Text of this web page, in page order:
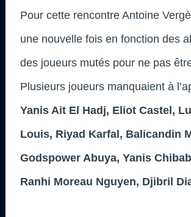
Pour cette rencontre Antoine
une nouvelle fois en fonction des
des joueurs mutés pour ne pas
Plusieurs joueurs manquaient à
Yanis Ait El Hadj, Eliot Castel,
Louis, Riyad Karfal, Balicandin
Godspower Abuya, Yanis
Ranhi Moreau Nguyen, Djibril